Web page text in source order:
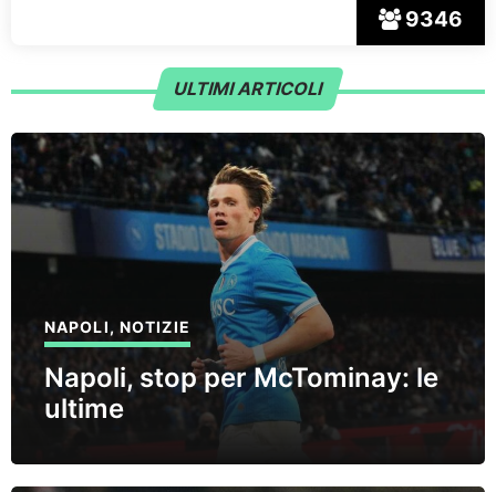
9346
ULTIMI ARTICOLI
NAPOLI, NOTIZIE
Napoli, stop per McTominay: le
ultime